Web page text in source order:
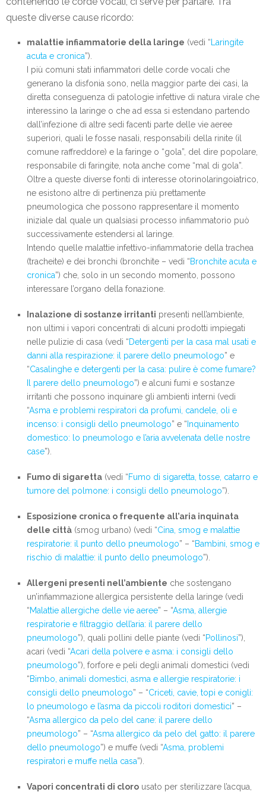
queste diverse cause ricordo:
malattie infiammatorie della laringe (vedi “Laringite
acuta e cronica”).
I più comuni stati infiammatori delle corde vocali che
generano la disfonia sono, nella maggior parte dei casi, la
diretta conseguenza di patologie infettive di natura virale che
interessino la laringe o che ad essa si estendano partendo
dall’infezione di altre sedi facenti parte delle vie aeree
superiori, quali le fosse nasali, responsabili della rinite (il
comune raffreddore) e la faringe o “gola”, del dire popolare,
responsabile di faringite, nota anche come “mal di gola”.
Oltre a queste diverse fonti di interesse otorinolaringoiatrico,
ne esistono altre di pertinenza più prettamente
pneumologica che possono rappresentare il momento
iniziale dal quale un qualsiasi processo infiammatorio può
successivamente estendersi al laringe.
Intendo quelle malattie infettivo-infiammatorie della trachea
(tracheite) e dei bronchi (bronchite – vedi “Bronchite acuta e
cronica”) che, solo in un secondo momento, possono
interessare l’organo della fonazione.
Inalazione di sostanze irritanti presenti nell’ambiente,
non ultimi i vapori concentrati di alcuni prodotti impiegati
nelle pulizie di casa (vedi “Detergenti per la casa mal usati e
danni alla respirazione: il parere dello pneumologo” e
“Casalinghe e detergenti per la casa: pulire è come fumare?
Il parere dello pneumologo”) e alcuni fumi e sostanze
irritanti che possono inquinare gli ambienti interni (vedi
“Asma e problemi respiratori da profumi, candele, oli e
incenso: i consigli dello pneumologo” e “ Inquinamento
domestico: lo pneumologo e l’aria avvelenata delle nostre
case”).
Fumo di sigaretta (vedi “Fumo di sigaretta, tosse, catarro e
tumore del polmone: i consigli dello pneumologo”).
Esposizione cronica o frequente all’aria inquinata
delle città (smog urbano) (vedi “Cina, smog e malattie
respiratorie: il punto dello pneumologo” – “Bambini, smog e
rischio di malattie: il punto dello pneumologo”).
Allergeni presenti nell’ambiente che sostengano
un’infiammazione allergica persistente della laringe (vedi
“Malattie allergiche delle vie aeree” – “Asma, allergie
respiratorie e filtraggio dell’aria: il parere dello
pneumologo”), quali pollini delle piante (vedi “Pollinosi”),
acari (vedi “Acari della polvere e asma: i consigli dello
pneumologo”), forfore e peli degli animali domestici (vedi
“Bimbo, animali domestici, asma e allergie respiratorie: i
consigli dello pneumologo” – “Criceti, cavie, topi e conigli:
lo pneumologo e l’asma da piccoli roditori domestici” –
“Asma allergico da pelo del cane: il parere dello
pneumologo” – “Asma allergico da pelo del gatto: il parere
dello pneumologo”) e muffe (vedi “Asma, problemi
respiratori e muffe nella casa”).
Vapori concentrati di cloro usato per sterilizzare l’acqua,